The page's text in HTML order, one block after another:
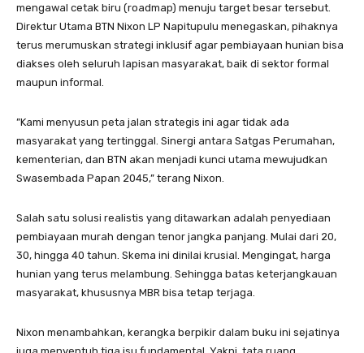
mengawal cetak biru (roadmap) menuju target besar tersebut.
Direktur Utama BTN Nixon LP Napitupulu menegaskan, pihaknya
terus merumuskan strategi inklusif agar pembiayaan hunian bisa
diakses oleh seluruh lapisan masyarakat, baik di sektor formal
maupun informal.
​”Kami menyusun peta jalan strategis ini agar tidak ada
masyarakat yang tertinggal. Sinergi antara Satgas Perumahan,
kementerian, dan BTN akan menjadi kunci utama mewujudkan
Swasembada Papan 2045,” terang Nixon.
​Salah satu solusi realistis yang ditawarkan adalah penyediaan
pembiayaan murah dengan tenor jangka panjang. Mulai dari 20,
30, hingga 40 tahun. Skema ini dinilai krusial. Mengingat, harga
hunian yang terus melambung. Sehingga batas keterjangkauan
masyarakat, khususnya MBR bisa tetap terjaga.
​Nixon menambahkan, kerangka berpikir dalam buku ini sejatinya